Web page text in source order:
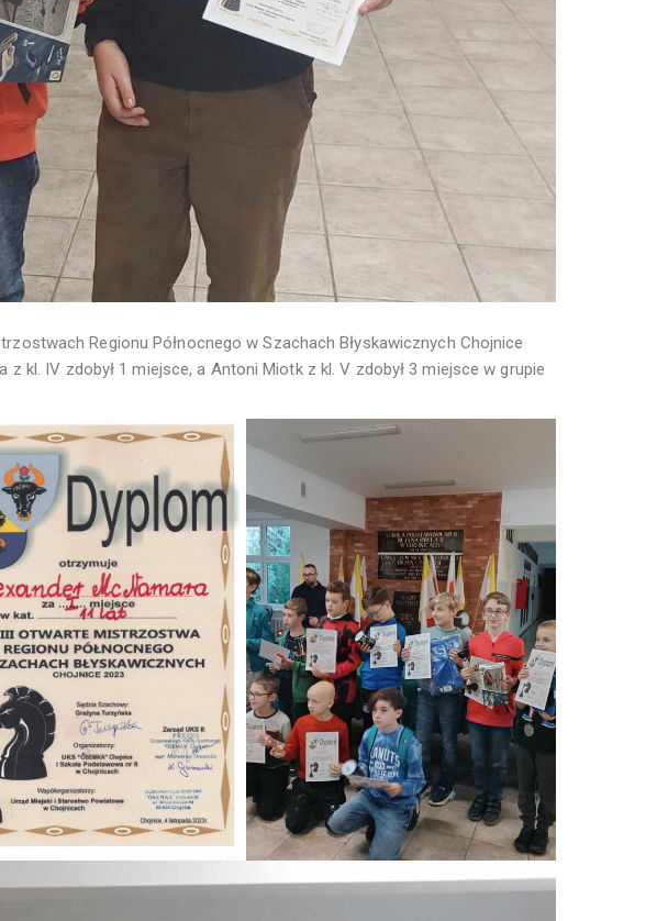
Regionu Północnego w Szachach Błyskawicznych Chojnice
kl. IV zdobył 1 miejsce, a Antoni Miotk z kl. V zdobył 3 miejsce w grupie